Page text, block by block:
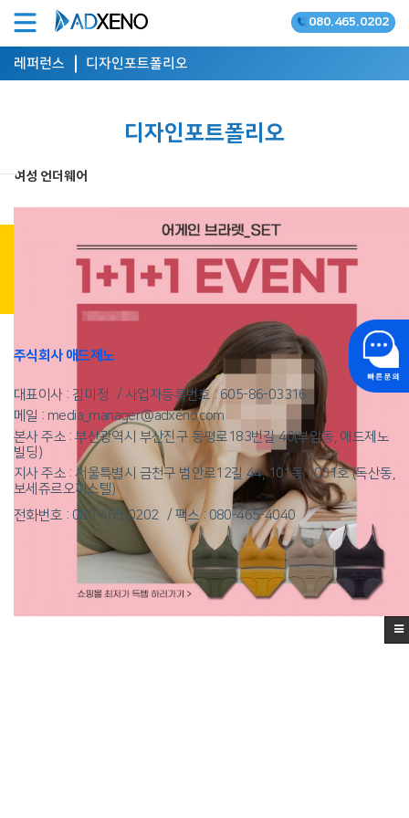
온라인광고 공식대행사 080.465.0202
레퍼런스 디자인포트폴리오
디자인포트폴리오
여성 언더웨어
주식회사 애드제노
대표이사 : 김미정 사업자등록번호 :605-86-03316
메일 : media_manager@adxeno.com
본사 주소 : 부산광역시 부산진구 동평로183번길 40(부암동, 애드제노
빌딩)
지사 주소 : 서울특별시 금천구 범안로12길 44, 101동 1001호 (독산동,
보세쥬르오피스텔)
전화번호 : 080-465-0202
팩스 : 080-465-4040